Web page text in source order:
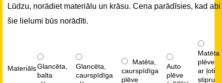
Lūdzu, norādiet materiālu un krāsu. Cena parādīsies, kad abi
šie lielumi būs norādīti.
MateriālsGlancēta,
balta
Glancēta,
caurspīdīga
Matēta,
caurspīdīga
plēve
Auto
plēve
Matēta
plēve
ar ļoti
stipru